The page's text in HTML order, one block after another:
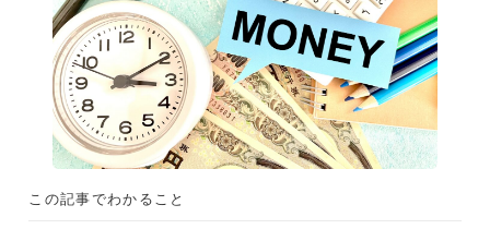
この記事でわかること